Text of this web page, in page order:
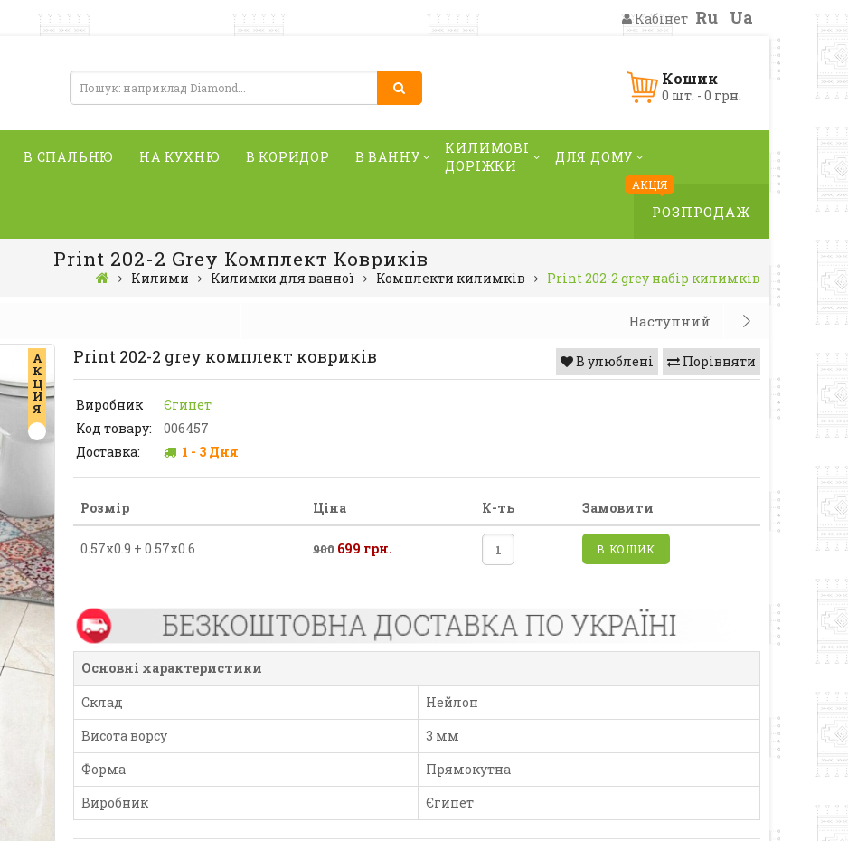
Кабінет Ru Ua
Кошик
0 шт. - 0 грн.
В СПАЛЬНЮ НА КУХНЮ В КОРИДОР В ВАННУ
КИЛИМОВІ
ДОРІЖКИ
ДЛЯ ДОМУ
АКЦІЯ
РОЗПРОДАЖ
Print 202-2 Grey Комплект Ковриків
Килими Килимки для ванної Комплекти килимків Print 202-2 grey набір килимків
Наступний
А
К
Ц
И
Я
Порівняти
В улюблені
Print 202-2 grey комплект ковриків
Виробник
Єгипет
Код товару:
006457
Доставка:
1 - 3 Дня
Розмір Ціна К-ть Замовити
0.57х0.9 + 0.57х0.6 900 699 грн. В КОШИК
Основні характеристики
Склад
Нейлон
Висота ворсу
3 мм
Форма
Прямокутна
Виробник
Єгипет